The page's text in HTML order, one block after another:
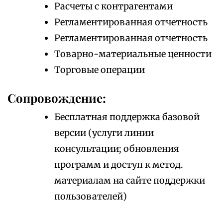
Расчеты с контрагентами
Регламентированная отчетность
Регламентированная отчетность
Товарно-материальные ценности
Торговые операции
Сопровождение:
Бесплатная поддержка базовой
версии (услуги линии
консультации; обновления
программ и доступ к метод.
материалам на сайте поддержки
пользователей)